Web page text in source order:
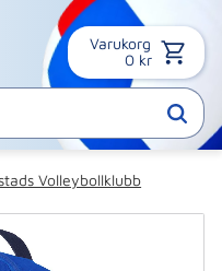
Varukorg
0 kr
Volleybollklubb